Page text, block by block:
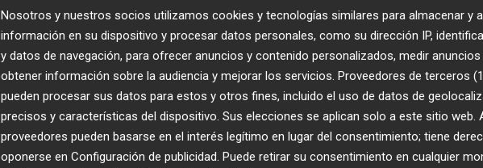
Nosotros y nuestros socios utilizamos cookies y tecnologías similares para almacenar y
información en su dispositivo y procesar datos personales, como su dirección IP,
y datos de navegación, para ofrecer anuncios y contenido personalizados, medir
obtener información sobre la audiencia y mejorar los servicios. Proveedores de terceros
pueden procesar sus datos para estos y otros fines, incluido el uso de datos de
precisos y características del dispositivo. Sus elecciones se aplican solo a este sitio web.
proveedores pueden basarse en el interés legítimo en lugar del consentimiento; tiene
oponerse en Configuración de publicidad . Puede retirar su consentimiento en cualquier